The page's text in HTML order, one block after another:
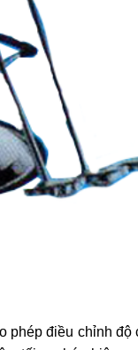
phép điều chỉnh độ